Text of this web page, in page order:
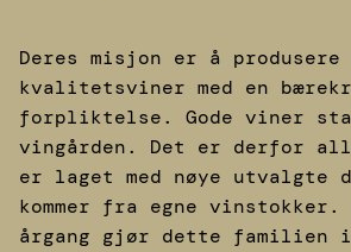
Deres misjon er å
kvalitetsviner med en
forpliktelse. Gode viner
vingården. Det er derfor
er laget med nøye utvalgte
kommer fra egne
årgang gjør dette